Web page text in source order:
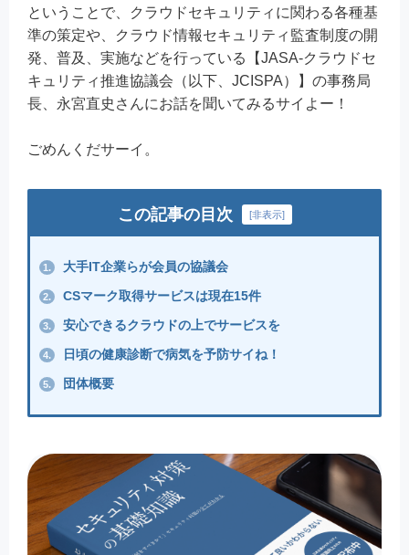
ということで、クラウドセキュリティに関わる各種基
準の策定や、クラウド情報セキュリティ監査制度の開
発、普及、実施などを行っている【JASA-クラウドセ
キュリティ推進協議会（以下、JCISPA）】の事務局
長、永宮直史さんにお話を聞いてみるサイよー！
ごめんくだサーイ。
この記事の目次 [非表示]
1. 大手IT企業らが会員の協議会
2. CSマーク取得サービスは現在15件
3. 安心できるクラウドの上でサービスを
4. 日頃の健康診断で病気を予防サイね！
5. 団体概要